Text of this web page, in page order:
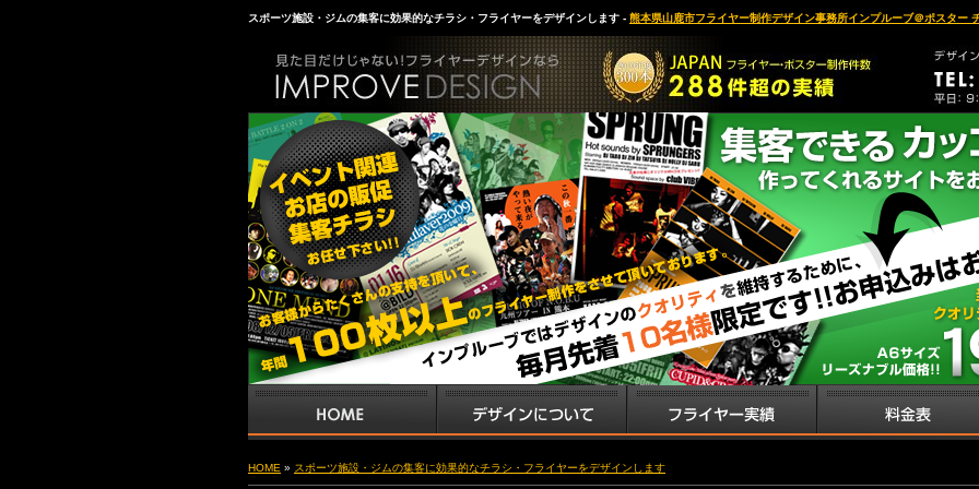
スポーツ施設・ジムの集客に効果的なチラシ・フライヤーをデザインします - 熊本県山鹿市フライヤー制作デザイン事務所インプルーブ＠ポスター
HOME » スポーツ施設・ジムの集客に効果的なチラシ・フライヤーをデザインします